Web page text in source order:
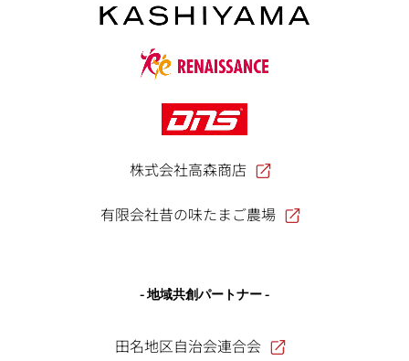
株式会社高森商店
有限会社昔の味たまご農場
- 地域共創パートナー -
田名地区自治会連合会